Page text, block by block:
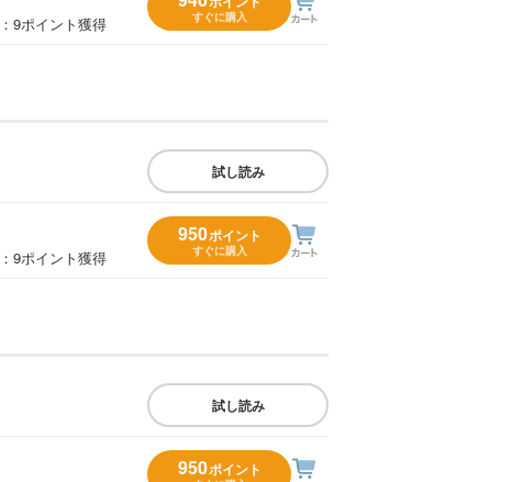
：9ポイント獲得 すぐに購入
試し読み
：9ポイント獲得
950ポイント
すぐに購入
試し読み
950ポイント